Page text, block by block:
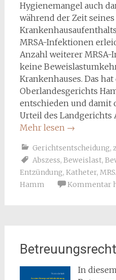
Hygienemangel auch
während der Zeit seines
MRSA-Infektionen
Anzahl weiterer
keine
Krankenhauses. Das
Oberlandesgerichts
entschieden und damit
Urteil des Landgerichts
Mehr lesen →
Gerichtsentscheidung,
Abszess, Beweislast,
Entzündung, Katheter,
Hamm
Kommentar
In